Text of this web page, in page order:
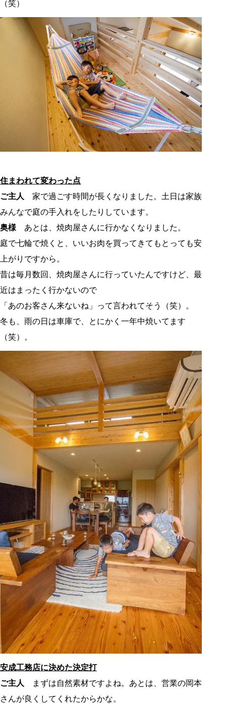
（笑）
住まわれて変わった点
ご主人
家で過ごす時間が長くなりました。土日は家族
みんなで庭の手入れをしたりしています。
奥様 あとは、焼肉屋さんに行かなくなりました。
庭で七輪で焼くと、いいお肉を買ってきてもとっても安
上がりですから。
昔は毎月数回、焼肉屋さんに行っていたんですけど、最
近はまったく行かないので
「あのお客さん来ないね」って言われてそう（笑）。
冬も、雨の日は車庫で、とにかく一年中焼いてます
（笑）。
安成工務店に決めた決定打
ご主人
まずは自然素材ですよね。あとは、営業の岡本
さんが良くしてくれたからかな。